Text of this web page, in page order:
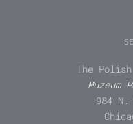
The Polish
Muzeum
984 N.